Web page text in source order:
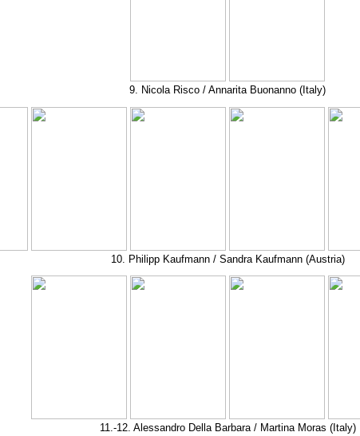
9. Nicola Risco / Annarita Buonanno (Italy)
10. Philipp Kaufmann / Sandra Kaufmann (Austria)
11.-12. Alessandro Della Barbara / Martina Moras (Italy)